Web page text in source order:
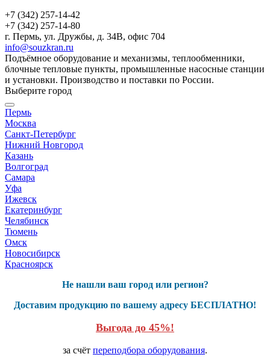
+7 (342) 257-14-42
+7 (342) 257-14-80
г. Пермь, ул. Дружбы, д. 34В, офис 704
info@souzkran.ru
Подъёмное оборудование и механизмы, теплообменники,
блочные тепловые пункты, промышленные насосные станции
и установки. Производство и поставки по России.
Выберите город
Пермь
Москва
Санкт-Петербург
Нижний Новгород
Казань
Волгоград
Самара
Уфа
Ижевск
Екатеринбург
Челябинск
Тюмень
Омск
Новосибирск
Красноярск
Не нашли ваш город или регион?
Доставим продукцию по вашему адресу БЕСПЛАТНО!
Выгода до 45%!
за счёт переподбора оборудования.